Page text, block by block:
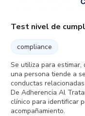
Test nivel de
compliance
Se utiliza para
una persona tiende a
conductas
De Adherencia Al
clínico para identificar
acompañamiento.